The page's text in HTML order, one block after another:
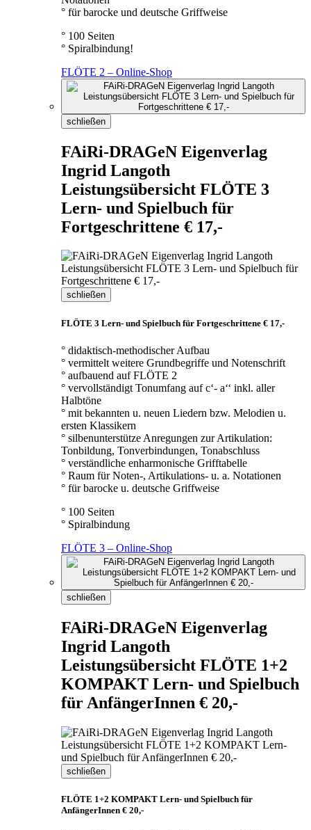
° für barocke und deutsche Griffweise
° 100 Seiten
° Spiralbindung!
FLÖTE 2 – Online-Shop
schließen
FAiRi-DRAGeN Eigenverlag
Ingrid Langoth
Leistungsübersicht FLÖTE 3
Lern- und Spielbuch für
Fortgeschrittene € 17,-
schließen
FLÖTE 3 Lern- und Spielbuch für Fortgeschrittene € 17,-
° didaktisch-methodischer Aufbau
° vermittelt weitere Grundbegriffe und Notenschrift
° aufbauend auf FLÖTE 2
° vervollständigt Tonumfang auf c‘- a‘‘ inkl. aller
Halbtöne
° mit bekannten u. neuen Liedern bzw. Melodien u.
ersten Klassikern
° silbenunterstütze Anregungen zur Artikulation:
Tonbildung, Tonverbindungen, Tonabschluss
° verständliche enharmonische Grifftabelle
° Raum für Noten-, Artikulations- u. a. Notationen
° für barocke u. deutsche Griffweise
° 100 Seiten
° Spiralbindung
FLÖTE 3 – Online-Shop
schließen
FAiRi-DRAGeN Eigenverlag
Ingrid Langoth
Leistungsübersicht FLÖTE 1+2
KOMPAKT Lern- und Spielbuch
für AnfängerInnen € 20,-
schließen
FLÖTE 1+2 KOMPAKT Lern- und Spielbuch für
AnfängerInnen € 20,-